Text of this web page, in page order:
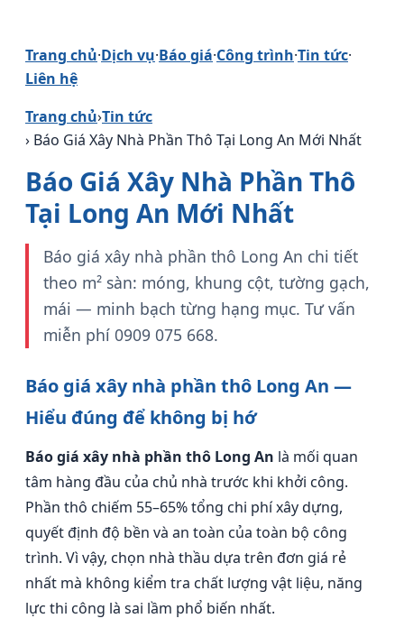
Trang chủ·Dịch vụ·Báo giá·Công trình·Tin tức·
Liên hệ
Trang chủ›Tin tức
› Báo Giá Xây Nhà Phần Thô Tại Long An Mới Nhất
Báo Giá Xây Nhà Phần Thô
Tại Long An Mới Nhất
Báo giá xây nhà phần thô Long An chi tiết
theo m² sàn: móng, khung cột, tường gạch,
mái — minh bạch từng hạng mục. Tư vấn
miễn phí 0909 075 668.
Báo giá xây nhà phần thô Long An —
Hiểu đúng để không bị hớ
Báo giá xây nhà phần thô Long An là mối quan
tâm hàng đầu của chủ nhà trước khi khởi công.
Phần thô chiếm 55–65% tổng chi phí xây dựng,
quyết định độ bền và an toàn của toàn bộ công
trình. Vì vậy, chọn nhà thầu dựa trên đơn giá rẻ
nhất mà không kiểm tra chất lượng vật liệu, năng
lực thi công là sai lầm phổ biến nhất.